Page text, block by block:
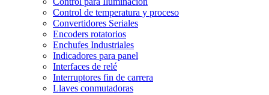
Control de temperatura y proceso
Convertidores Seriales
Encoders rotatorios
Enchufes Industriales
Indicadores para panel
Interfaces de relé
Interruptores fin de carrera
Llaves conmutadoras